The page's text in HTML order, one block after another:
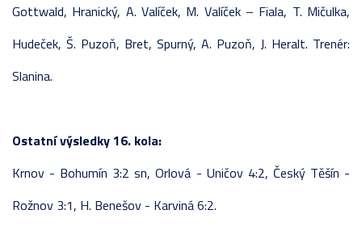
Gottwald, Hranický, A. Valíček, M. Valíček – Fiala, T. Mičulka,
Hudeček, Š. Puzoň, Bret, Spurný, A. Puzoň, J. Heralt. Trenér:
Slanina.
Ostatní výsledky 16. kola:
Krnov - Bohumín 3:2 sn, Orlová - Uničov 4:2, Český Těšín -
Rožnov 3:1, H. Benešov - Karviná 6:2.